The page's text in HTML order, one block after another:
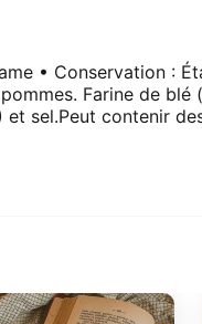
• Conservation :
Farine de blé
et sel.Peut contenir